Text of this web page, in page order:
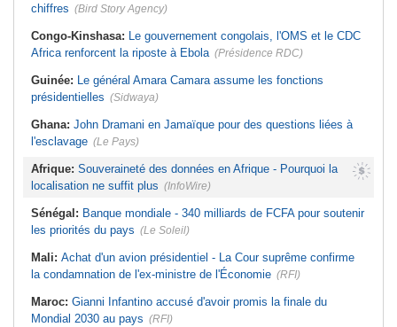
chiffres (Bird Story Agency)
Congo-Kinshasa: Le gouvernement congolais, l'OMS et le CDC
Africa renforcent la riposte à Ebola (Présidence RDC)
Guinée: Le général Amara Camara assume les fonctions
présidentielles (Sidwaya)
Ghana: John Dramani en Jamaïque pour des questions liées à
l'esclavage (Le Pays)
Afrique: Souveraineté des données en Afrique - Pourquoi la
localisation ne suffit plus (InfoWire)
Sénégal: Banque mondiale - 340 milliards de FCFA pour soutenir
les priorités du pays (Le Soleil)
Mali: Achat d'un avion présidentiel - La Cour suprême confirme
la condamnation de l'ex-ministre de l'Économie (RFI)
Maroc: Gianni Infantino accusé d'avoir promis la finale du
Mondial 2030 au pays (RFI)